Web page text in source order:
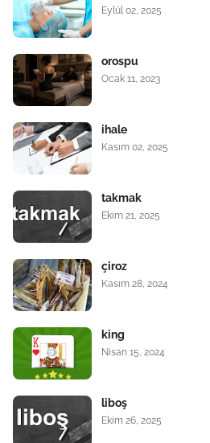
Eylül 02, 2025
orospu
Ocak 11, 2023
ihale
Kasım 02, 2025
takmak
Ekim 21, 2025
çiroz
Kasım 28, 2024
king
Nisan 15, 2024
liboş
Ekim 26, 2025